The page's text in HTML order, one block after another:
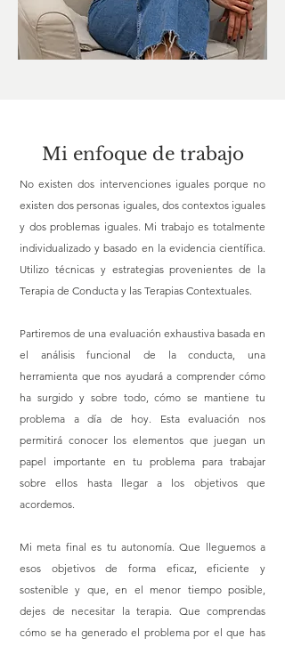
Mi enfoque de trabajo
No existen dos intervenciones iguales porque no
existen dos personas iguales, dos contextos iguales
y dos problemas iguales. Mi trabajo es totalmente
individualizado y basado en la evidencia científica.
Utilizo técnicas y estrategias provenientes de la
Terapia de Conducta y las Terapias Contextuales.
Partiremos de una evaluación exhaustiva basada en
el análisis funcional de la conducta, una
herramienta que nos ayudará a comprender cómo
ha surgido y sobre todo, cómo se mantiene tu
problema a día de hoy. Esta evaluación nos
permitirá conocer los elementos que juegan un
papel importante en tu problema para trabajar
sobre ellos hasta llegar a los objetivos que
acordemos.
Mi meta final es tu autonomía. Que lleguemos a
esos objetivos de forma eficaz, eficiente y
sostenible y que, en el menor tiempo posible,
dejes de necesitar la terapia. Que comprendas
cómo se ha generado el problema por el que has